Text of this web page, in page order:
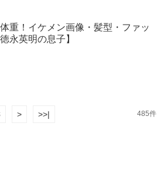
重！イケメン画像・髪型・ファッ
永英明の息子】
> >>| 485件